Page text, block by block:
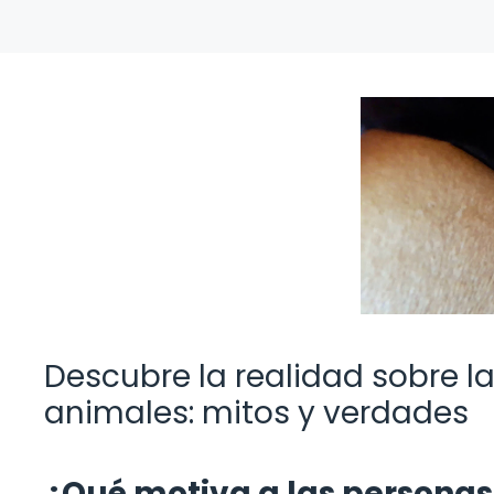
Descubre la realidad sobre
animales: mitos y verdades